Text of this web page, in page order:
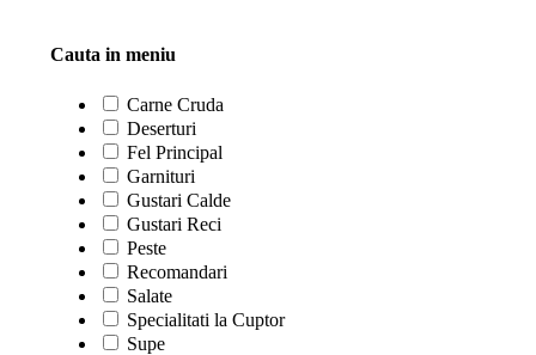
Cauta in meniu
Carne Cruda
Deserturi
Fel Principal
Garnituri
Gustari Calde
Gustari Reci
Peste
Recomandari
Salate
Specialitati la Cuptor
Supe